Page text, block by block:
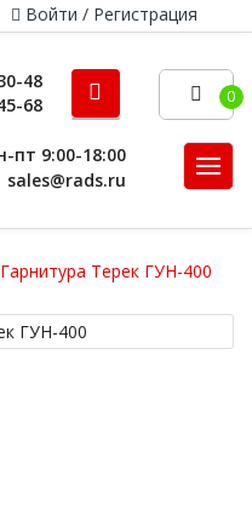
Войти / Регистрация
48
68
0
пт 9:00-18:00
sales@rads.ru
Гарнитура Терек ГУН-400